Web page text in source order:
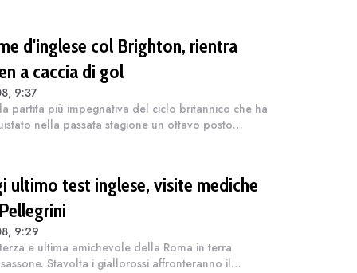
d'inglese col Brighton, rientra
a caccia di gol
9:37
partita più impegnativa del ciclo britannico che ha
nella passata stagione un ottavo posto
ultimo test inglese, visite mediche
9:29
e ultima amichevole della Roma in terra
Stavolta i giallorossi affronteranno il